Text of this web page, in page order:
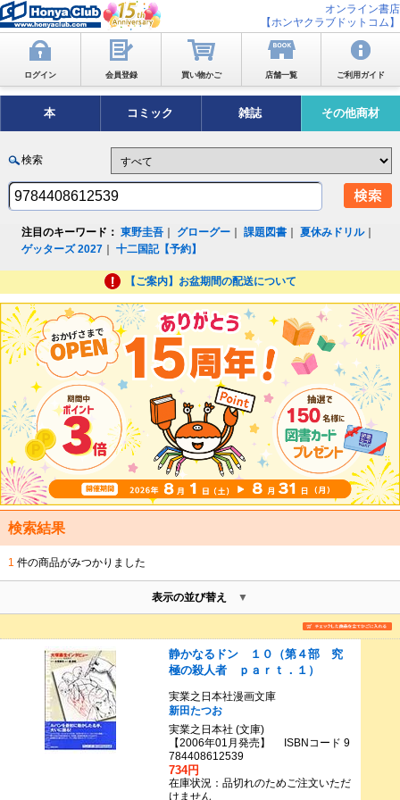
オンライン書店
【ホンヤクラブドットコム】
ログイン 会員登録 買い物かご 店舗一覧 ご利用ガイド
本 コミック 雑誌 その他商材
検索
注目のキーワード： 東野圭吾 グローグー ｜課題図書 ｜夏休みドリル｜
ゲッターズ 2027 ｜十二国記【予約】
【ご案内】お盆期間の配送について
検索結果
1 件の商品がみつかりました
表示の並び替え
静かなるドン １０（第４部 究
極の殺人者 ｐａｒｔ．１）
実業之日本社漫画文庫
新田たつお
実業之日本社 (文庫)
【2006年01月発売】 ISBNコード 9
784408612539
734円
在庫状況：品切れのためご注文いただ
けません